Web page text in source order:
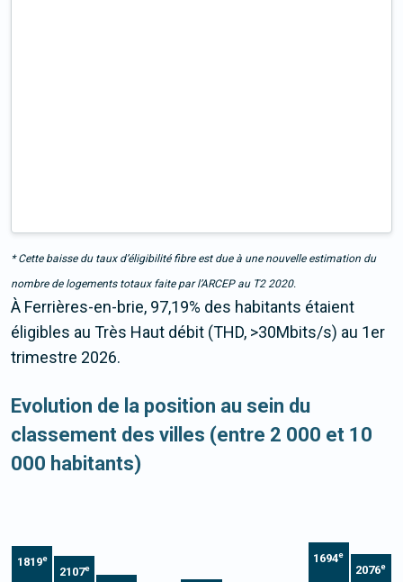
* Cette baisse du taux d’éligibilité fibre est due à une nouvelle estimation du
nombre de logements totaux faite par l’ARCEP au T2 2020.
À Ferrières-en-brie, 97,19% des habitants étaient
éligibles au Très Haut débit (THD, >30Mbits/s) au 1er
trimestre 2026.
Evolution de la position au sein du
classement des villes (entre 2 000 et 10
000 habitants)
1819e
2107e
1694e
2076e